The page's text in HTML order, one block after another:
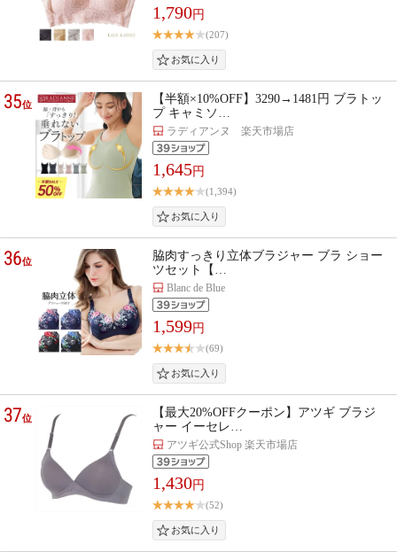
1,790円
(207)
35位
【半額×10%OFF】3290→1481円 ブラトッ
プ キャミソ…
ラディアンヌ 楽天市場店
1,645円
(1,394)
36位
脇肉すっきり立体ブラジャー ブラ ショー
ツセット【…
Blanc de Blue
1,599円
(69)
37位
【最大20%OFFクーポン】アツギ ブラジ
ャー イーセレ…
アツギ公式Shop 楽天市場店
1,430円
(52)